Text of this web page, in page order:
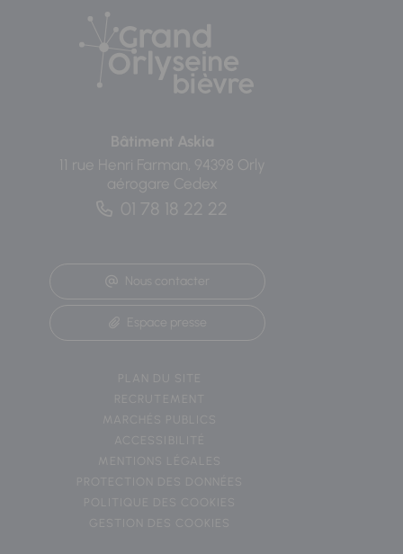
Bâtiment Askia
11 rue Henri Farman, 94398 Orly
aérogare Cedex
01 78 18 22 22
Nous contacter
Espace presse
PLAN DU SITE
RECRUTEMENT
MARCHÉS PUBLICS
ACCESSIBILITÉ
MENTIONS LÉGALES